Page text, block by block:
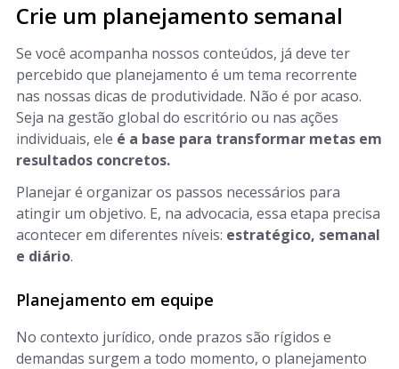
Crie um planejamento semanal
Se você acompanha nossos conteúdos, já deve ter
percebido que planejamento é um tema recorrente
nas nossas dicas de produtividade. Não é por acaso.
Seja na gestão global do escritório ou nas ações
individuais, ele é a base para transformar metas em
resultados concretos.
Planejar é organizar os passos necessários para
atingir um objetivo. E, na advocacia, essa etapa precisa
acontecer em diferentes níveis: estratégico, semanal
e diário.
Planejamento em equipe
No contexto jurídico, onde prazos são rígidos e
demandas surgem a todo momento, o planejamento